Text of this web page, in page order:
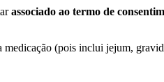
associado ao termo de
medicação (pois inclui jejum,